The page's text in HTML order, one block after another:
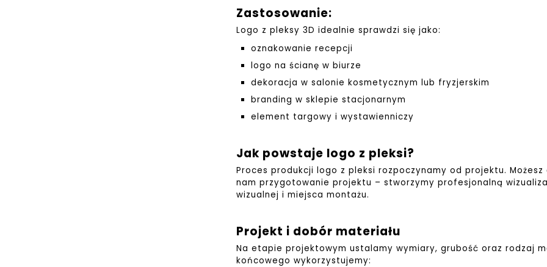
Zastosowanie:
Logo z pleksy 3D idealnie sprawdzi się jako:
oznakowanie recepcji
logo na ścianę w biurze
dekoracja w salonie kosmetycznym lub fryzjerskim
branding w sklepie stacjonarnym
element targowy i wystawienniczy
Jak powstaje logo z pleksi?
Proces produkcji logo z pleksi rozpoczynamy od projektu.
nam przygotowanie projektu – stworzymy profesjonalną
wizualnej i miejsca montażu.
Projekt i dobór materiału
Na etapie projektowym ustalamy wymiary, grubość oraz rodzaj
końcowego wykorzystujemy: